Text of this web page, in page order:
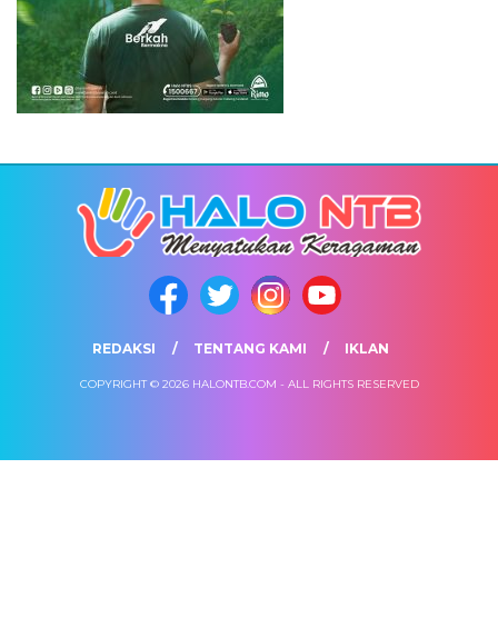
REDAKSI TENTANG KAMI IKLAN
COPYRIGHT © 2026 HALONTB.COM - ALL RIGHTS RESERVED